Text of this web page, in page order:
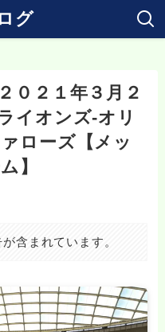
グ
０２１年３月２
イオンズ‐オリ
ローズ【メッ
】
含まれています。